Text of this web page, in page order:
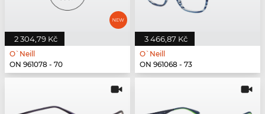
2 304,79 Kč
O`Neill
ON 961078 - 70
3 466,87 Kč
O`Neill
ON 961068 - 73